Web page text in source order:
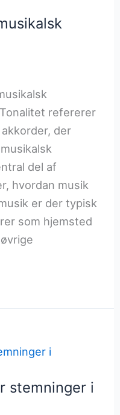
refererer
der
del af
hvordan musik
er der typisk
som hjemsted
stemninger i